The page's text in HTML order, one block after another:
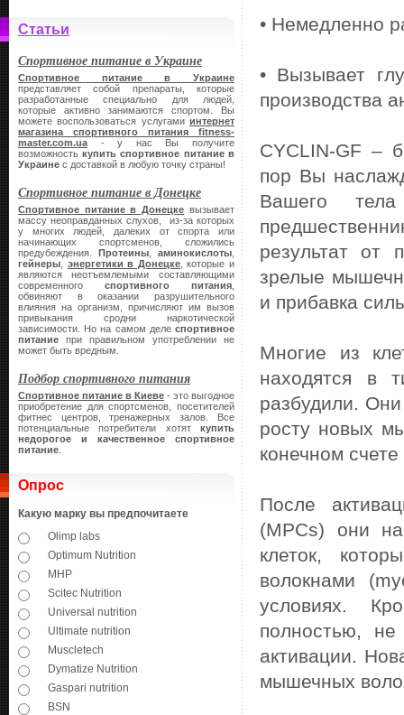
Статьи
Спортивное питание в Украине
Спортивное питание в Украине
представляет собой препараты, которые
разработанные специально для людей,
которые активно занимаются спортом. Вы
можете воспользоваться услугами интернет
магазина спортивного питания
fitness-
master.com.ua - у нас Вы получите
возможностькупить спортивное питание в
Украине с доставкой в любую точку страны!
Спортивное питание в Донецке
Спортивное питание в Донецке вызывает
массу неоправданных слухов, из-за которых
у многих людей, далеких от спорта или
начинающих спортсменов, сложились
предубеждения. Протеины аминокислоты
гейнеры
энергетики в Донецке, которые и
являются неотъемлемыми составляющими
современного спортивного питания
обвиняют в оказании разрушительного
влияния на организм, причисляют им вызов
привыкания сродни наркотической
зависимости. Но на самом деле спортивное
питание при правильном употреблении не
может быть вредным.
Подбор спортивного питания
Спортивное питание в Киеве - это выгодное
приобретение для спортсменов, посетителей
фитнес центров, тренажерных залов. Все
потенциальные потребители хотят купить
недорогое и качественное спортивное
питание
Опрос
Какую марку вы предпочитаете
Olimp labs
Optimum Nutrition
MHP
Scitec Nutrition
Universal nutrition
Ultimate nutrition
Muscletech
Dymatize Nutrition
Gaspari nutrition
BSN
• Немедленно
• Вызывает
производства
CYCLIN-GF –
пор Вы
Вашего
результат от
зрелые
и прибавка
Многие из
находятся в
разбудили.
росту новых
конечном
После
(MPCs) они
клеток,
волокнами
условиях.
полностью, не
активации.
мышечных